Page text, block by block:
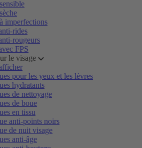
imperfections
rides
rougeurs
FPS
le visage
pour les yeux et les lèvres
hydratants
de nettoyage
de boue
en tissu
anti-points noirs
de nuit visage
anti-âge